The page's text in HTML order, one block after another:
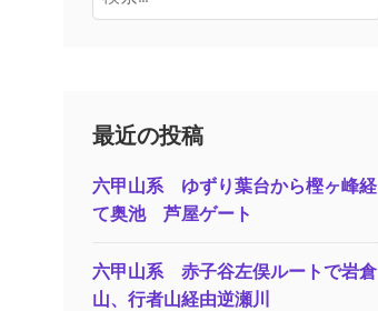
索:
最近の投稿
六甲山系 ゆずり葉台から樫ヶ峰経
て奥池 芦屋ゲート
六甲山系 赤子谷左俣ルートで岩倉
山、行者山経由逆瀬川